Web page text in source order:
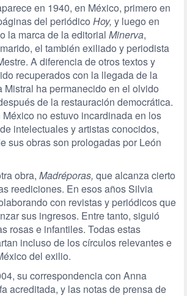
en 1940, en México, primero en
del periódico Hoy, y luego en
la marca de la editorial Minerva,
el también exiliado y periodista
A diferencia de otros textos y
recuperados con la llegada de la
Mistral ha permanecido en el olvido
de la restauración democrática.
no estuvo incardinada en los
intelectuales y artistas conocidos,
sus obras son prologadas por León
obra, Madréporas, que alcanza cierto
reediciones. En esos años Silvia
con revistas y periódicos que
sus ingresos. Entre tanto, siguió
rosas e infantiles. Todas estas
incluso de los círculos relevantes e
del exilio.
su correspondencia con Anna
acreditada, y las notas de prensa de